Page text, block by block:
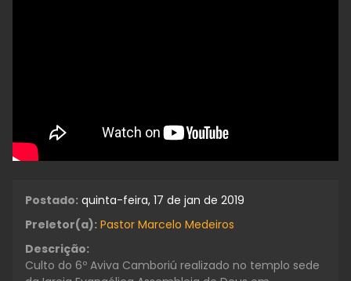
Postado: quinta-feira, 17 de jan de 2019
Preletor(a): Pastor Marcelo Medeiros
Descrição:
Culto do 6º Aviva Camboriú realizado no templo sede